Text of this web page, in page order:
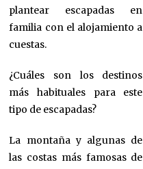
plantear escapadas en
familia con el alojamiento a
cuestas.
¿Cuáles son los destinos
más habituales para este
tipo de escapadas?
La montaña y algunas de
las costas más famosas de